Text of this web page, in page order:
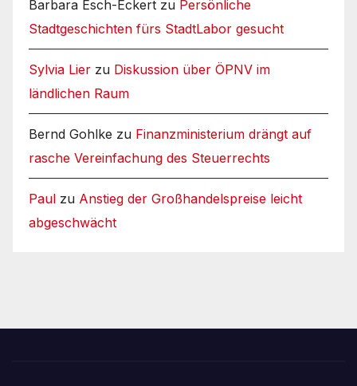
Barbara Esch-Eckert zu Persönliche
Stadtgeschichten fürs StadtLabor gesucht
Sylvia Lier zu Diskussion über ÖPNV im
ländlichen Raum
Bernd Gohlke zu Finanzministerium drängt auf
rasche Vereinfachung des Steuerrechts
Paul zu Anstieg der Großhandelspreise leicht
abgeschwächt